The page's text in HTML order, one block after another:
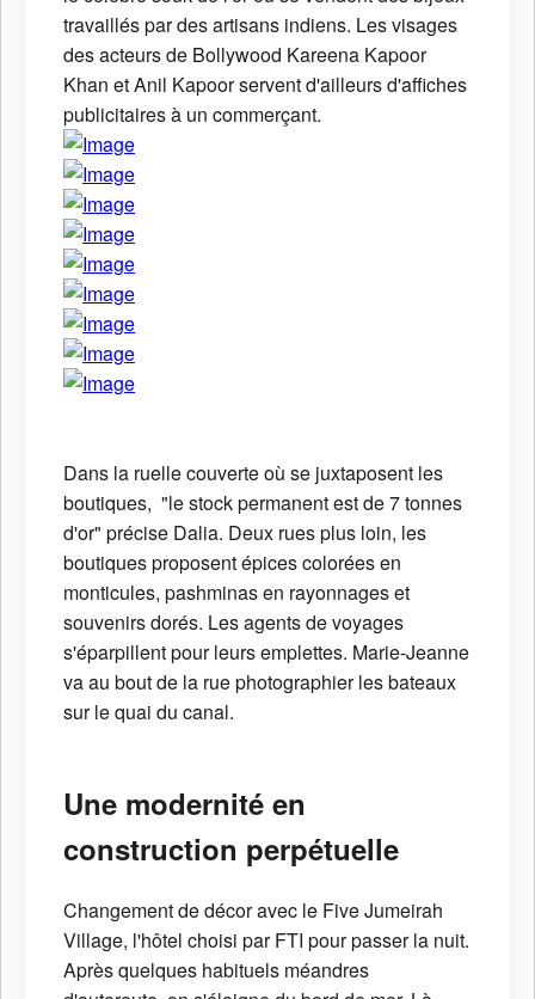
travaillés par des artisans indiens. Les visages
des acteurs de Bollywood Kareena Kapoor
Khan et Anil Kapoor servent d'ailleurs d'affiches
publicitaires à un commerçant.
Dans la ruelle couverte où se juxtaposent les
boutiques, "le stock permanent est de 7 tonnes
d'or" précise Dalia. Deux rues plus loin, les
boutiques proposent épices colorées en
monticules, pashminas en rayonnages et
souvenirs dorés. Les agents de voyages
s'éparpillent pour leurs emplettes. Marie-Jeanne
va au bout de la rue photographier les bateaux
sur le quai du canal.
Une modernité en
construction perpétuelle
Changement de décor avec le Five Jumeirah
Village, l'hôtel choisi par FTI pour passer la nuit.
Après quelques habituels méandres